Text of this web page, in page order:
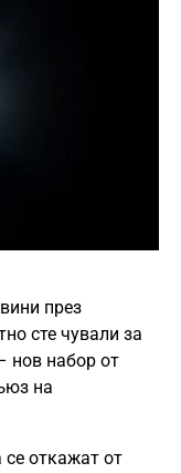
през
сте чували за
нов набор от
на
се откажат от